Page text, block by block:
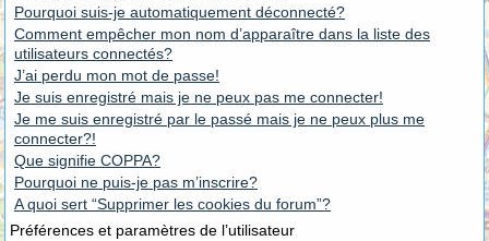
Pourquoi suis-je automatiquement déconnecté?
Comment empêcher mon nom d’apparaître dans la liste des
utilisateurs connectés?
J’ai perdu mon mot de passe!
Je suis enregistré mais je ne peux pas me connecter!
Je me suis enregistré par le passé mais je ne peux plus me
connecter?!
Que signifie COPPA?
Pourquoi ne puis-je pas m’inscrire?
A quoi sert “Supprimer les cookies du forum”?
Préférences et paramètres de l’utilisateur